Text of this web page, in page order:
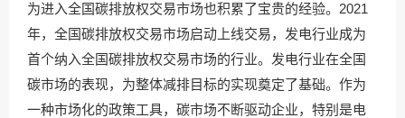
为进入全国碳排放权交易市场也积累了宝贵的经验。2021
年，全国碳排放权交易市场启动上线交易，发电行业成为
首个纳入全国碳排放权交易市场的行业。发电行业在全国
碳市场的表现，为整体减排目标的实现奠定了基础。作为
一种市场化的政策工具，碳市场不断驱动企业，特别是电